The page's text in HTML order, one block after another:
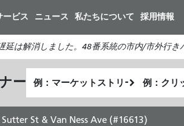
イ
ン
コ
ン
テ
ン
ツ
ービス ニュース 私たちについて 採用情報
は解消しました。48番系統の市内/市外行き
ー 出
発
地
点
終
了
地
点
Sutter St & Van Ness Ave (#16613)